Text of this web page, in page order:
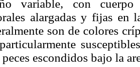
variable, con cuerpo
alargadas y fijas en
son de colores
escondidos bajo la